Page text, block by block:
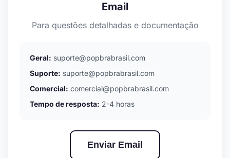
Email
Para questões detalhadas e documentação
Geral: suporte@popbrabrasil.com
Suporte: suporte@popbrabrasil.com
Comercial: comercial@popbrabrasil.com
Tempo de resposta: 2-4 horas
Enviar Email